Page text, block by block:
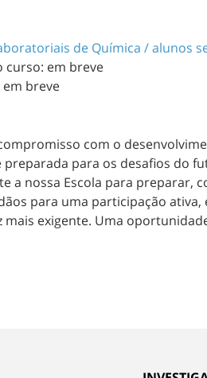
de Química / alunos
curso: em breve
breve
com o
preparada para os desafios do
a nossa Escola para preparar,
para uma participação ativa,
mais exigente. Uma